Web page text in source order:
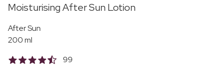
Moisturising After Sun Lotion
After Sun
200 ml
99